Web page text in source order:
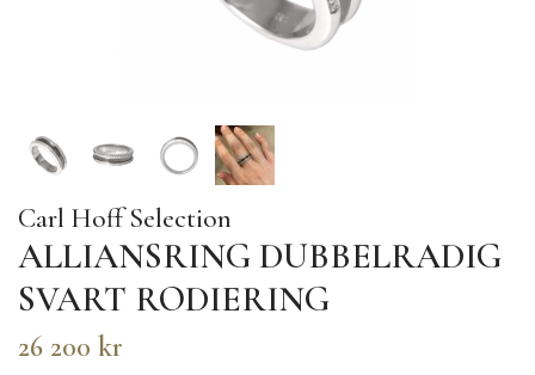
Carl Hoff Selection
ALLIANSRING DUBBELRADIG
SVART RODIERING
26 200 kr